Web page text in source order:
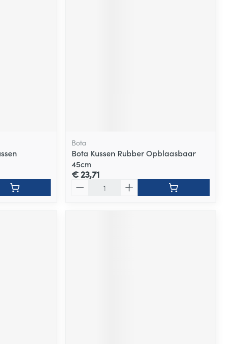
Bota
Bota Kussen Rubber Opblaasbaar
45cm
€ 23,71